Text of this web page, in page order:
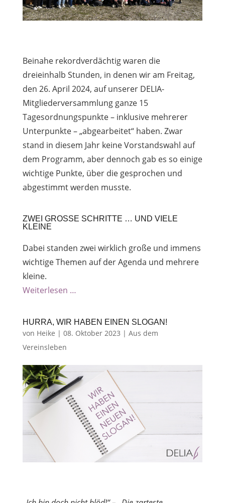
Beinahe rekordverdächtig waren die
dreieinhalb Stunden, in denen wir am Freitag,
den 26. April 2024, auf unserer DELIA-
Mitgliederversammlung ganze 15
Tagesordnungspunkte – inklusive mehrerer
Unterpunkte – „abgearbeitet“ haben. Zwar
stand in diesem Jahr keine Vorstandswahl auf
dem Programm, aber dennoch gab es so einige
wichtige Punkte, über die gesprochen und
abgestimmt werden musste.
ZWEI GROSSE SCHRITTE … UND VIELE K
LEINE
Dabei standen zwei wirklich große und immens
wichtige Themen auf der Agenda und mehrere
kleine.
Weiterlesen …
HURRA, WIR HABEN EINEN SLOGAN!
von Heike | 08. Oktober 2023 | Aus dem
Vereinsleben